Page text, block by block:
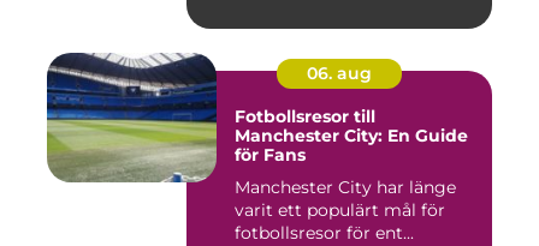
06. aug
Fotbollsresor till
Manchester City: En Guide
för Fans
Manchester City har länge
varit ett populärt mål för
fotbollsresor för ent...